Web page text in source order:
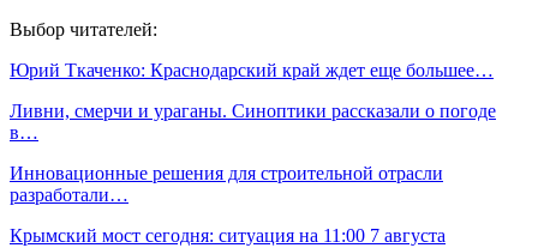
Выбор читателей:
Юрий Ткаченко: Краснодарский край ждет еще большее…
Ливни, смерчи и ураганы. Синоптики рассказали о погоде
в…
Инновационные решения для строительной отрасли
разработали…
Крымский мост сегодня: ситуация на 11:00 7 августа